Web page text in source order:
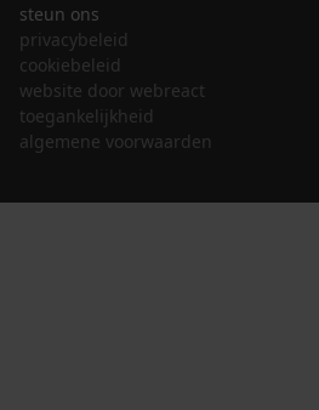
steun ons
privacybeleid
cookiebeleid
website door webreact
toegankelijkheid
algemene voorwaarden